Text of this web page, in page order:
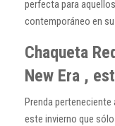
perfecta para
contemporáneo en
Chaqueta
New Era ,
Prenda
este invierno que